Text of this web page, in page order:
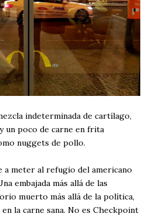
indeterminada de cartílago,
un poco de carne en frita
nuggets de pollo.
a meter al refugio del americano
embajada más allá de las
muerto más allá de la política,
la carne sana. No es Checkpoint